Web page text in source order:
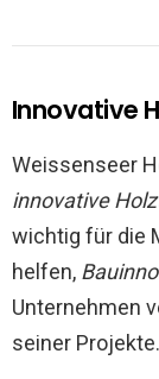
Innovative
Weissenseer
innovative
wichtig für die
helfen,
Unternehmen
seiner Projekte.